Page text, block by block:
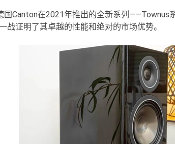
国Canton在2021年推出的全新系列——Townus
战证明了其卓越的性能和绝对的市场优势。